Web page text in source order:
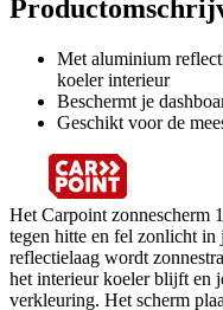
Met aluminium
koeler interieur
Beschermt je
Geschikt voor de
Het Carpoint zonnescherm
tegen hitte en fel zonlicht
reflectielaag wordt
het interieur koeler blijft en
verkleuring. Het scherm